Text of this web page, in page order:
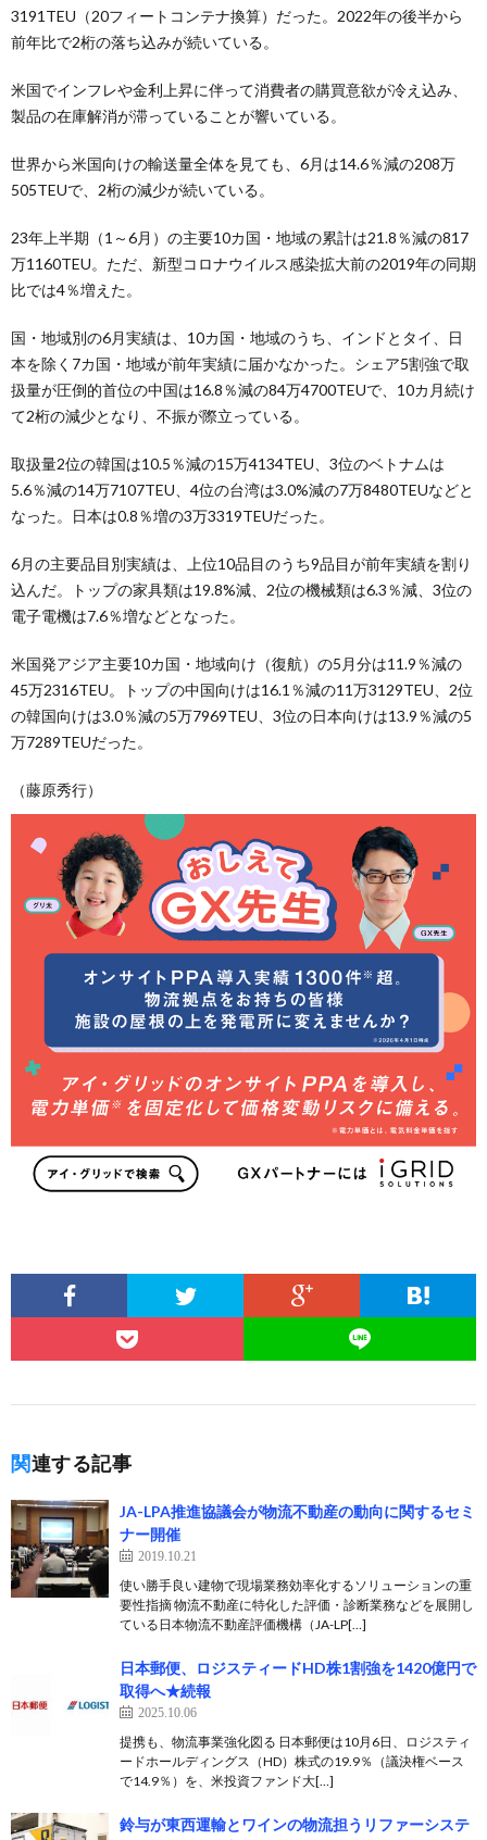
3191TEU（20フィートコンテナ換算）だった。2022年の後半から
前年比で2桁の落ち込みが続いている。
米国でインフレや金利上昇に伴って消費者の購買意欲が冷え込み、
製品の在庫解消が滞っていることが響いている。
世界から米国向けの輸送量全体を見ても、6月は14.6％減の208万
505TEUで、2桁の減少が続いている。
23年上半期（1～6月）の主要10カ国・地域の累計は21.8％減の817
万1160TEU。ただ、新型コロナウイルス感染拡大前の2019年の同期
比では4％増えた。
国・地域別の6月実績は、10カ国・地域のうち、インドとタイ、日
本を除く7カ国・地域が前年実績に届かなかった。シェア5割強で取
扱量が圧倒的首位の中国は16.8％減の84万4700TEUで、10カ月続け
て2桁の減少となり、不振が際立っている。
取扱量2位の韓国は10.5％減の15万4134TEU、3位のベトナムは
5.6％減の14万7107TEU、4位の台湾は3.0%減の7万8480TEUなどと
なった。日本は0.8％増の3万3319TEUだった。
6月の主要品目別実績は、上位10品目のうち9品目が前年実績を割り
込んだ。トップの家具類は19.8%減、2位の機械類は6.3％減、3位の
電子電機は7.6％増などとなった。
米国発アジア主要10カ国・地域向け（復航）の5月分は11.9％減の
45万2316TEU。トップの中国向けは16.1％減の11万3129TEU、2位
の韓国向けは3.0％減の5万7969TEU、3位の日本向けは13.9％減の5
万7289TEUだった。
（藤原秀行）
関連する記事
JA-LPA推進協議会が物流不動産の動向に関するセミ
ナー開催
2019.10.21
使い勝手良い建物で現場業務効率化するソリューションの重
要性指摘 物流不動産に特化した評価・診断業務などを展開し
ている日本物流不動産評価機構（JA-LP[…]
日本郵便、ロジスティードHD株1割強を1420億円で
取得へ★続報
2025.10.06
提携も、物流事業強化図る 日本郵便は10月6日、ロジスティ
ードホールディングス（HD）株式の19.9％（議決権ベース
で14.9％）を、米投資ファンド大[…]
鈴与が東西運輸とワインの物流担うリファーシステ